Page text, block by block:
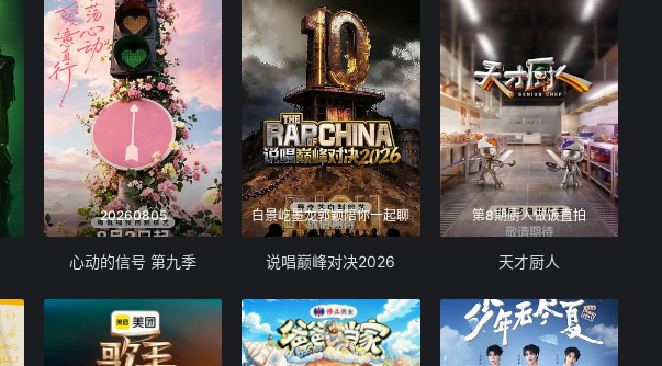
第4期下
第5期上
第5期下
第6期上
第6期下
第7期上
20260805
心动的信号 第九季
白景屹墨龙郭颖陪你一起聊
说唱巅峰对决2026
第8期厨人做饭直拍
天才厨人